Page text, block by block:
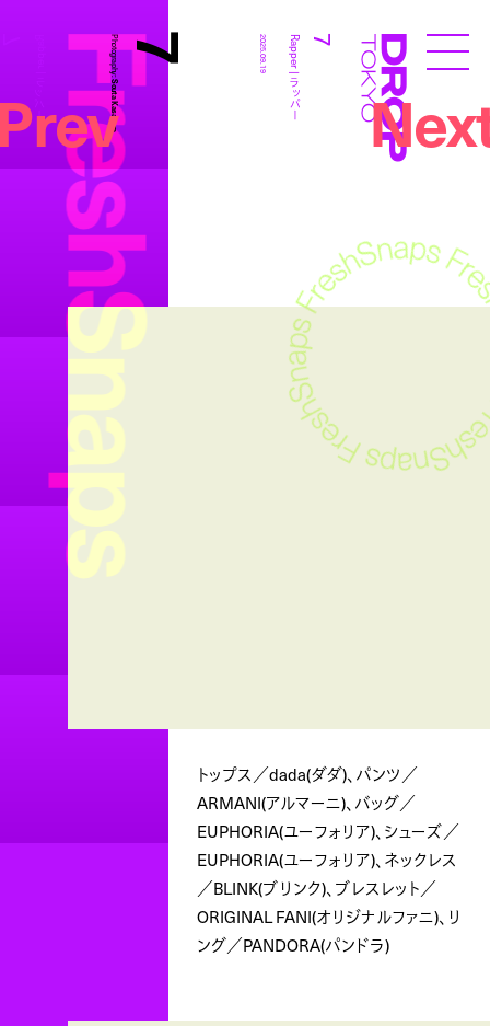
Droptokyo
FreshSnaps
7
Photography:
Souta Kasahara
7
Rapper | ラッパー
2025.09.19
トップス／dada(ダダ)、パンツ／
ARMANI(アルマーニ)、バッグ／
EUPHORIA(ユーフォリア)、シューズ／
EUPHORIA(ユーフォリア)、ネックレス
／BLINK(ブリンク)、ブレスレット／
ORIGINAL FANI(オリジナルファニ)、リ
ング／PANDORA(パンドラ)